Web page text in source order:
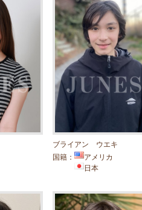
ブライアン ウエキ
国籍：
アメリカ
日本